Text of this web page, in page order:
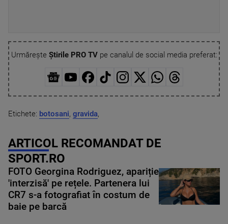
Urmărește Știrile PRO TVpe canalul de social media preferat:
Etichete: botosani, gravida,
ARTICOL RECOMANDAT DE
SPORT.RO
FOTO Georgina Rodriguez, apariție
'interzisă' pe rețele. Partenera lui
CR7 s-a fotografiat în costum de
baie pe barcă